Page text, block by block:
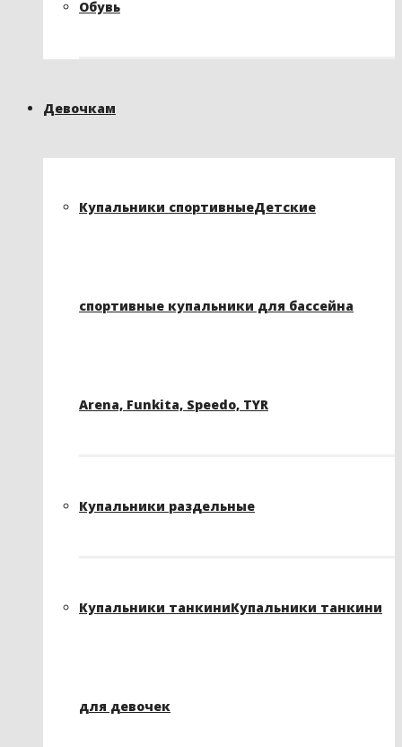
Обувь
Девочкам
Купальники спортивныеДетские
спортивные купальники для бассейна
Arena, Funkita, Speedo, TYR
Купальники раздельные
Купальники танкиниКупальники танкини
для девочек